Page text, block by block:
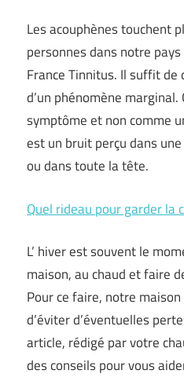
Les acouphènes touchent
personnes dans notre
France Tinnitus. Il suffit de
d’un phénomène
symptôme et non comme
est un bruit perçu dans
ou dans toute la tête.
Quel rideau pour garder la
L’ hiver est souvent le
maison, au chaud et faire
Pour ce faire, notre
d’éviter d’éventuelles
article, rédigé par votre
des conseils pour vous